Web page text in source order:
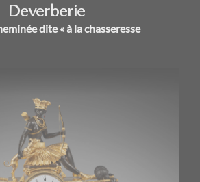
Deverberie
dite « à la chasseresse